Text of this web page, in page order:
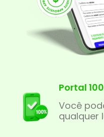
Portal
Você
qualquer